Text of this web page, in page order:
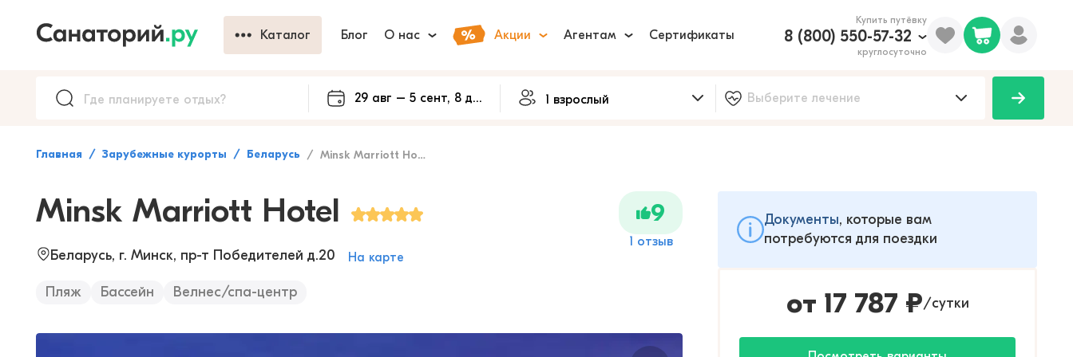
Каталог Блог О нас Акции Агентам Сертификаты
Купить путёвку
8 (800) 550-57-32
круглосуточно
Главная Зарубежные курорты Беларусь Minsk Marriott Hotel
Minsk Marriott Hotel
Беларусь, г. Минск, пр-т Победителей д.20 На карте
Пляж Бассейн Велнес/спа-центр
9
1 отзыв
Документы, которые вам
потребуются для поездки
от 17 787 ₽/сутки